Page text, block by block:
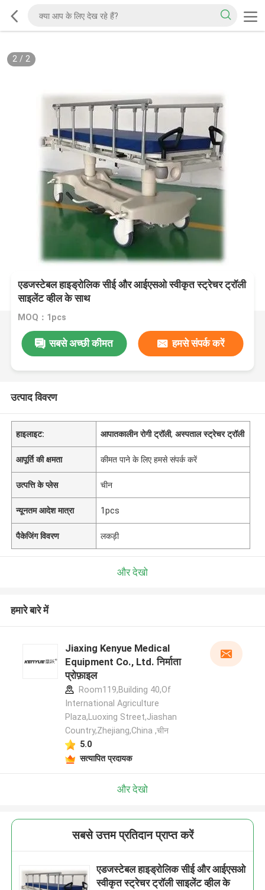
2/ 2
एडजस्टेबल हाइड्रोलिक सीई और आईएसओ स्वीकृत स्ट्रेचर ट्रॉली
साइलेंट व्हील के साथ
MOQ：1pcs
सबसे अच्छी कीमत हमसे संपर्क करें
उत्पाद विवरण
हाइलाइट: आपातकालीन रोगी ट्रॉली,अस्पताल स्ट्रेचर ट्रॉली
आपूर्ति की क्षमता कीमत पाने के लिए हमसे संपर्क करें
उत्पत्ति के प्लेस चीन
न्यूनतम आदेश मात्रा 1pcs
पैकेजिंग विवरण लकड़ी
और देखो
हमारे बारे में
Jiaxing Kenyue Medical
Equipment Co., Ltd. निर्माता
प्रोफ़ाइल
Room119,Building 40,Of
International Agriculture
Plaza,Luoxing Street,Jiashan
Country,Zhejiang,China ,चीन
5.0
सत्यापित प्रदायक
और देखो
सबसे उत्तम प्रतिदान प्राप्त करें
एडजस्टेबल हाइड्रोलिक सीई और आईएसओ
स्वीकृत स्ट्रेचर ट्रॉली साइलेंट व्हील के